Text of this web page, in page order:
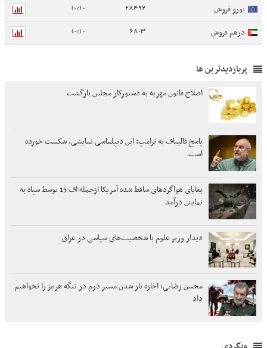
یورو فروش 28492
0 (0%)
درهم فروش 6803
0 (0%)
پربازدیدترین ها
اصلاح قانون مهریه به دستورکار مجلس بازگشت
پاسخ قالیباف به ترامپ: این دیپلماسی نمایشی، شکست خورده
است
بقایای هواگردهای ساقط شده آمریکا ازجمله اف 15 توسط سپاه به
نمایش درآمد
دیدار وزیر علوم با شخصیت‌های سیاسی در عراق
محسن رضایی: اجازه باز شدن مسیر دوم در تنگه هرمز را نخواهیم
داد